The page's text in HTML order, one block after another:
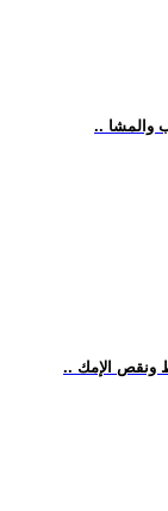
والمشا
ونقص الإمك